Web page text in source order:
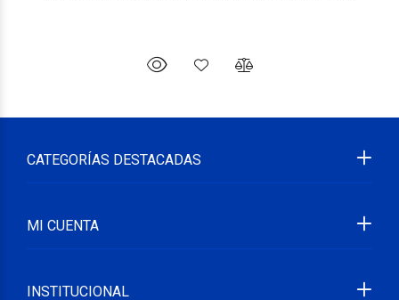
CATEGORÍAS DESTACADAS
MI CUENTA
INSTITUCIONAL